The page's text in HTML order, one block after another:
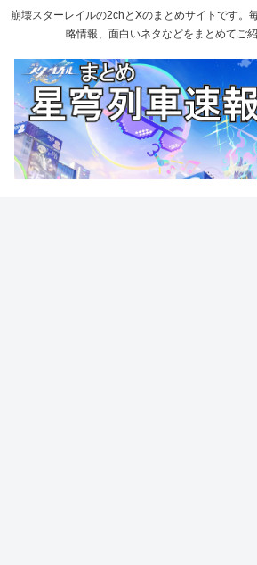
崩壊スターレイルの2chとXのまとめサイトです。
略情報、面白いネタなどをまとめてご紹